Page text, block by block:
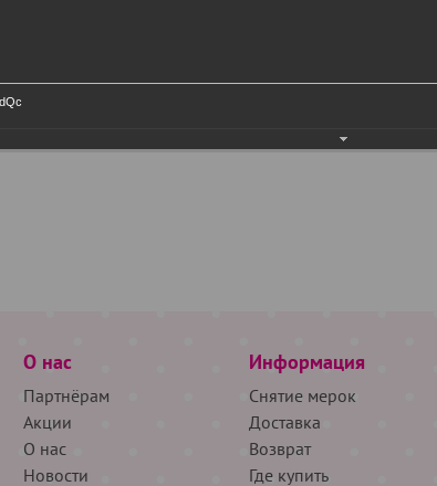
О нас
Партнёрам
Акции
О нас
Новости
Информация
Снятие мерок
Доставка
Возврат
Где купить